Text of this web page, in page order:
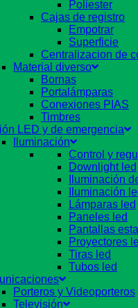
Poliester
Cajas de registro
Empotrar
Superficie
Centralizacion de
Material diverso
Bornas
Portalámparas
Conexiones PIAS
Timbres
LED y de emergencia
Iluminación
Control y
Downlight led
Iluminación
Iluminación
Lámparas led
Paneles led
Pantallas
Proyectores
Tiras led
Tubos led
Porteros y Videoporteros
Televisión